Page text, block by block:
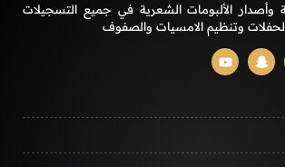
وأصدار الألبومات الشعرية في جميع التسجيلات
وتنظيم الامسيات والصفوف